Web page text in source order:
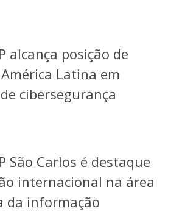
Tecnologia
e Cursos
Esportes
e Prevenção
e Financeiro
alcança posição de
Latina em
cibersegurança
São Carlos é destaque
internacional na área
da informação